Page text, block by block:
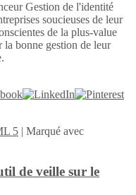
Gestion de l'identité
soucieuses de leur
de la plus-value
la bonne gestion de leur
5 | Marqué avec
de veille sur le